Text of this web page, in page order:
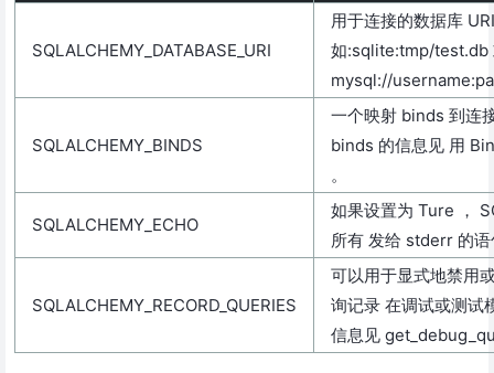
SQLALCHEMY_DATABASE_URI
用于连接的数据库
如:sqlite:tmp/test.db
mysql://
SQLALCHEMY_BINDS
一个映射 binds 到连
binds 的信息见 用
。
SQLALCHEMY_ECHO
如果设置为 Ture ，
所有 发给 stderr 的
SQLALCHEMY_RECORD_QUERIES
可以用于显式地禁用
询记录 在调试或测试
信息见